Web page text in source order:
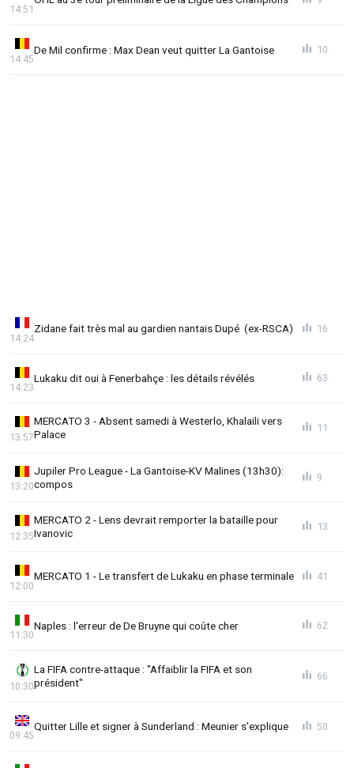
14:51
De Mil confirme : Max Dean veut quitter La Gantoise
14:45
10
Zidane fait très mal au gardien nantais Dupé (ex-RSCA)
14:24
16
Lukaku dit oui à Fenerbahçe : les détails révélés
14:23
63
MERCATO 3 - Absent samedi à Westerlo, Khalaili vers
Palace
13:57
11
Jupiler Pro League - La Gantoise-KV Malines (13h30):
compos
13:20
9
MERCATO 2 - Lens devrait remporter la bataille pour
Ivanovic
12:35
13
MERCATO 1 - Le transfert de Lukaku en phase terminale
12:00
41
Naples : l'erreur de De Bruyne qui coûte cher
11:30
62
La FIFA contre-attaque : "Affaiblir la FIFA et son
président"
10:30
66
Quitter Lille et signer à Sunderland : Meunier s'explique
09:45
50